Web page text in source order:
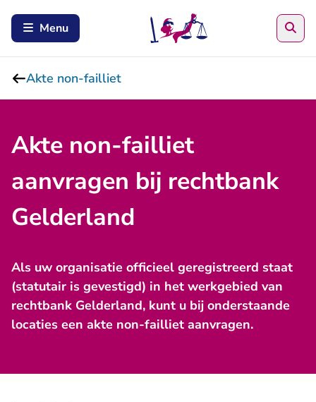
Menu
Akte non-failliet
Akte non-failliet
aanvragen bij rechtbank
Gelderland
Als uw organisatie officieel geregistreerd staat
(statutair is gevestigd) in het werkgebied van
rechtbank Gelderland, kunt u bij onderstaande
locaties een akte non-failliet aanvragen.